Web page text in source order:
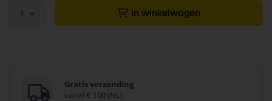
1 In winkelwagen
Gratis verzending
vanaf € 100 (NL)